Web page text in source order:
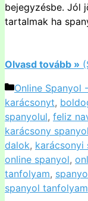
bejegyzésbe. Jól
tartalmak ha
Olvasd tovább »
Kategória
Online Spanyol
karácsonyt,
spanyolul, feliz
karácsony
dalok, karácsonyi
online spanyol,
tanfolyam,
spanyol tanfolyam